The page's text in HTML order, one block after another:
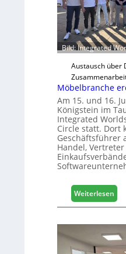
t
z
u
r
H
a
u
s
m
e
s
s
e
Bild: Integrated
Austausch über
Möbelbranche
Am 15. und 16.
Königstein im
Integrated
Circle statt. Dort
Geschäftsführer
Handel, Vertreter
Weiterlesen
M
b
e